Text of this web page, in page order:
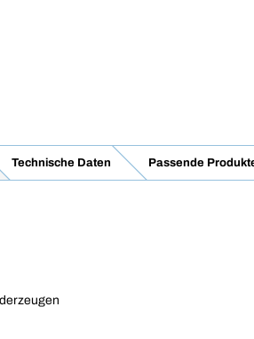
Technische Daten Passende